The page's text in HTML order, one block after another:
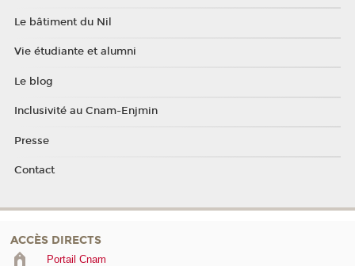
Le bâtiment du Nil
Vie étudiante et alumni
Le blog
Inclusivité au Cnam-Enjmin
Presse
Contact
ACCÈS DIRECTS
Portail Cnam